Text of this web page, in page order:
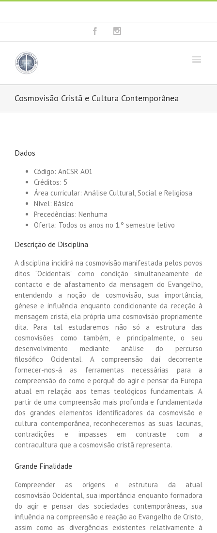
Facebook
Cosmovisão Cristã e Cultura Contemporânea
Dados
Código: AnCSR A01
Créditos: 5
Área curricular: Análise Cultural, Social e Religiosa
Nível: Básico
Precedências: Nenhuma
Oferta: Todos os anos no 1.º semestre letivo
Descrição de Disciplina
A disciplina incidirá na cosmovisão manifestada pelos povos
ditos “Ocidentais” como condição simultaneamente de
contacto e de afastamento da mensagem do Evangelho,
entendendo a noção de cosmovisão, sua importância,
génese e influência enquanto condicionante da receção à
mensagem cristã, ela própria uma cosmovisão propriamente
dita. Para tal estudaremos não só a estrutura das
cosmovisões como também, e principalmente, o seu
desenvolvimento mediante análise do percurso
filosófico Ocidental. A compreensão daí decorrente
fornecer-nos-á as ferramentas necessárias para a
compreensão do como e porquê do agir e pensar da Europa
atual em relação aos temas teológicos fundamentais. A
partir de uma compreensão mais profunda e fundamentada
dos grandes elementos identificadores da cosmovisão e
cultura contemporânea, reconheceremos as suas lacunas,
contradições e impasses em contraste com a
contracultura que a cosmovisão cristã representa.
Grande Finalidade
Compreender as origens e estrutura da atual
cosmovisão Ocidental, sua importância enquanto formadora
do agir e pensar das sociedades contemporâneas, sua
influência na compreensão e reação ao Evangelho de Cristo,
assim como as divergências existentes relativamente à